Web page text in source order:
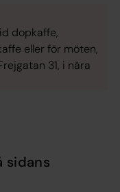
dopkaffe,
eller för möten,
31, i nära
sidans